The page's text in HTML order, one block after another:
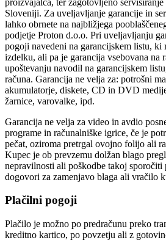
Sloveniji. Za uveljavljanje garancije in
lahko obrnete na najbližjega
podjetje Proton d.o.o. Pri uveljavljanju
pogoji navedeni na garancijskem listu, ki
izdelku, ali pa je garancija vsebovana na
upoštevanju navodil na garancijskem
računa. Garancija ne velja za: potrošni
akumulatorje, diskete, CD in DVD
žarnice, varovalke, ipd.
Garancija ne velja za video in avdio
programe in računalniške igrice, če je
pečat, oziroma pretrgal ovojno folijo ali
Kupec je ob prevzemu dolžan blago
nepravilnosti ali poškodbe takoj sporočiti
dogovori za zamenjavo blaga ali vračilo
Plačilni pogoji
Plačilo je možno po predračunu preko
kreditno kartico, po povzetju ali z